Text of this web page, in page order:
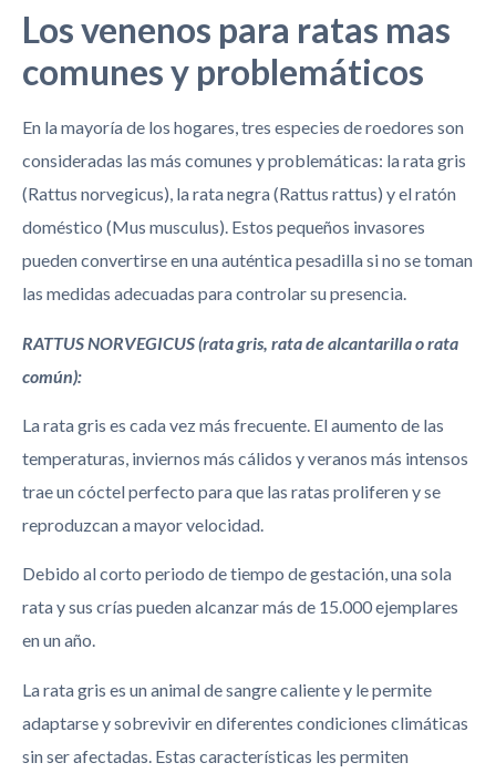
Los venenos para ratas mas
comunes y problemáticos
En la mayoría de los hogares, tres especies de roedores son
consideradas las más comunes y problemáticas: la rata gris
(Rattus norvegicus), la rata negra (Rattus rattus) y el ratón
doméstico (Mus musculus). Estos pequeños invasores
pueden convertirse en una auténtica pesadilla si no se toman
las medidas adecuadas para controlar su presencia.
RATTUS NORVEGICUS (rata gris, rata de alcantarilla o rata
común):
La rata gris es cada vez más frecuente. El aumento de las
temperaturas, inviernos más cálidos y veranos más intensos
trae un cóctel perfecto para que las ratas proliferen y se
reproduzcan a mayor velocidad.
Debido al corto periodo de tiempo de gestación, una sola
rata y sus crías pueden alcanzar más de 15.000 ejemplares
en un año.
La rata gris es un animal de sangre caliente y le permite
adaptarse y sobrevivir en diferentes condiciones climáticas
sin ser afectadas. Estas características les permiten